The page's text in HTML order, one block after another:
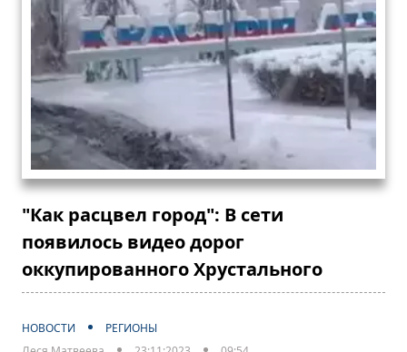
"Как расцвел город": В сети
появилось видео дорог
оккупированного Хрустального
НОВОСТИ
РЕГИОНЫ